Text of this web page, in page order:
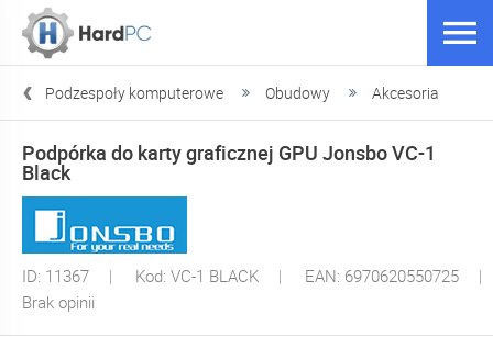
Podzespoły komputerowe Obudowy Akcesoria
Podpórka do karty graficznej GPU Jonsbo VC-1
Black
ID: 11367 Kod: VC-1 BLACK
EAN: 6970620550725
Brak opinii